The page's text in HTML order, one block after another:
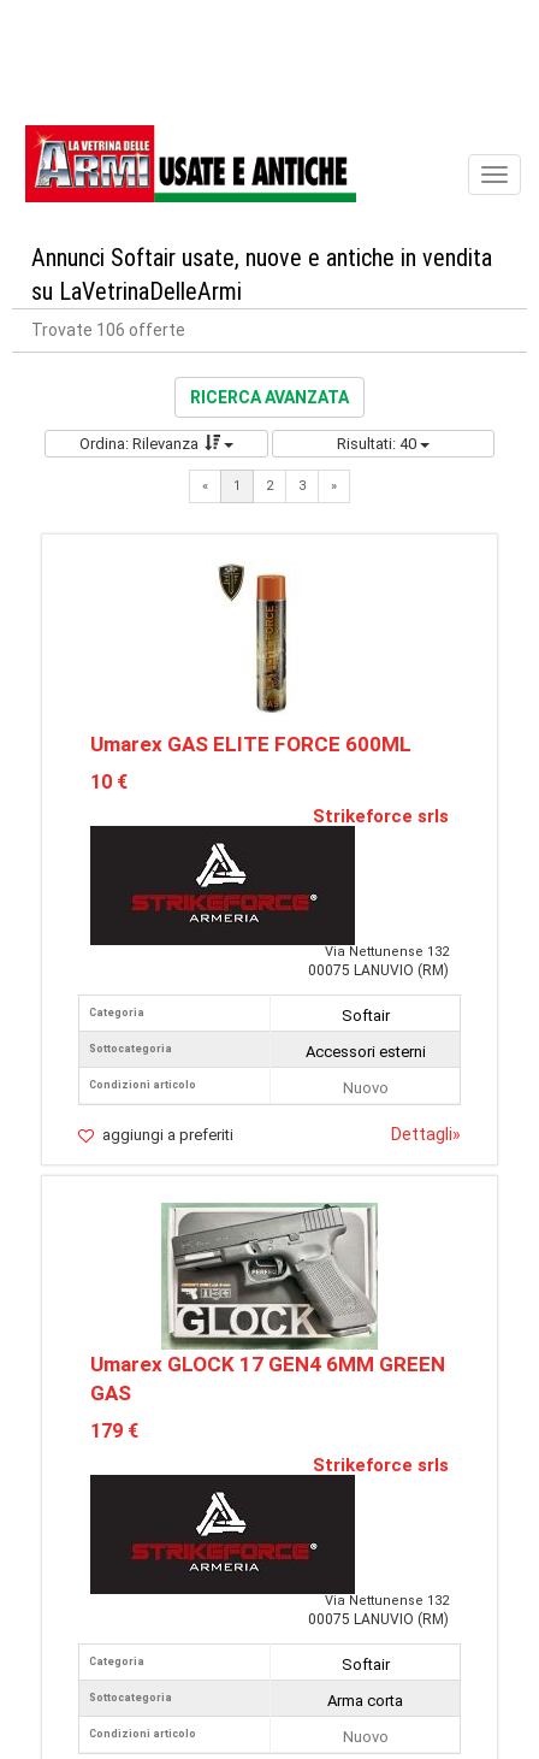
Annunci Softair usate, nuove e antiche in vendita
su LaVetrinaDelleArmi
Trovate 106 offerte
RICERCA AVANZATA
Ordina: Rilevanza Risultati: 40
« 1 2 3 »Next
Umarex GAS ELITE FORCE 600ML
10 €
Strikeforce srls
Via Nettunense 132
00075 LANUVIO (RM)
Categoria
Sottocategoria
Condizioni articolo
Softair
Accessori esterni
Nuovo
aggiungi a preferiti Dettagli»
Umarex GLOCK 17 GEN4 6MM GREEN
GAS
179 €
Strikeforce srls
Via Nettunense 132
00075 LANUVIO (RM)
Categoria
Sottocategoria
Condizioni articolo
Softair
Arma corta
Nuovo